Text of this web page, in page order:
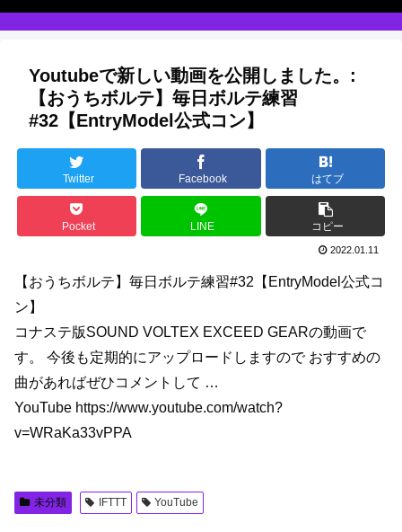
Youtubeで新しい動画を公開しました。:
【おうちボルテ】毎日ボルテ練習
#32【EntryModel公式コン】
Twitter Facebook はてブ
Pocket LINE コピー
2022.01.11
【おうちボルテ】毎日ボルテ練習#32【EntryModel公式コ
ン】
コナステ版SOUND VOLTEX EXCEED GEARの動画で
す。 今後も定期的にアップロードしますので おすすめの
曲があればぜひコメントして …
YouTube https://www.youtube.com/watch?
v=WRaKa33vPPA
未分類 IFTTT YouTube